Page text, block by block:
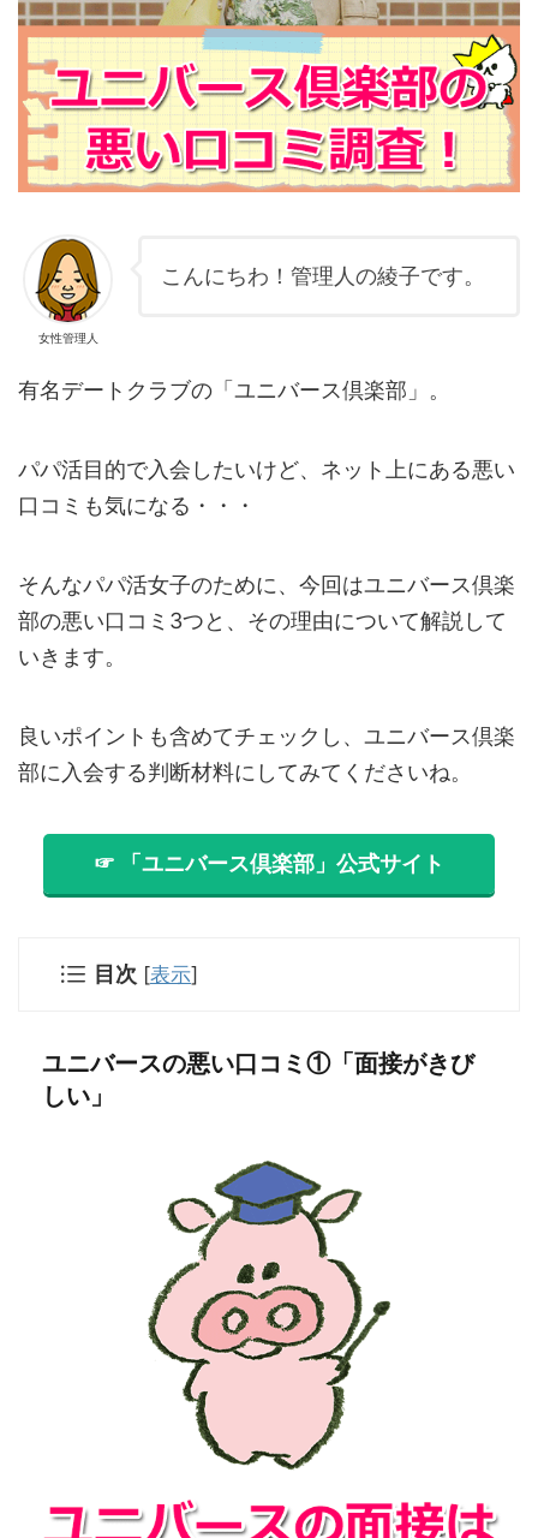
女性管理人
こんにちわ！管理人の綾子です。
有名デートクラブの「ユニバース倶楽部」。
パパ活目的で入会したいけど、ネット上にある悪い
口コミも気になる・・・
そんなパパ活女子のために、今回はユニバース倶楽
部の悪い口コミ3つと、その理由について解説して
いきます。
良いポイントも含めてチェックし、ユニバース倶楽
部に入会する判断材料にしてみてくださいね。
☞ 「ユニバース倶楽部」公式サイト
目次 [表示]
ユニバースの悪い口コミ①「面接がきび
しい」